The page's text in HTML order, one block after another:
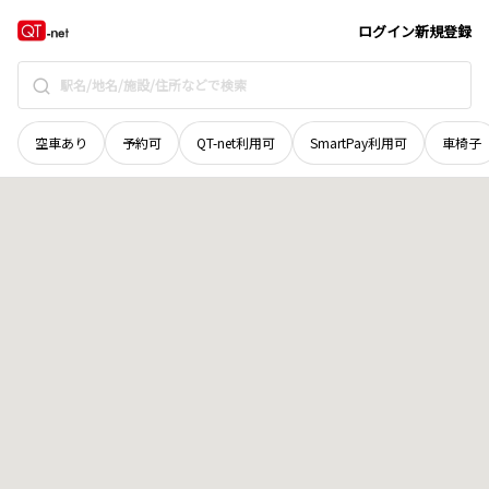
ログイン新規登録
空車あり 予約可 QT-net利用可 SmartPay利用可 車椅子
北海道